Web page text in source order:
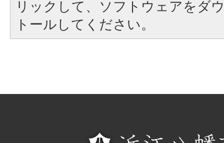
リックして、ソフトウェアをダ
トールしてください。